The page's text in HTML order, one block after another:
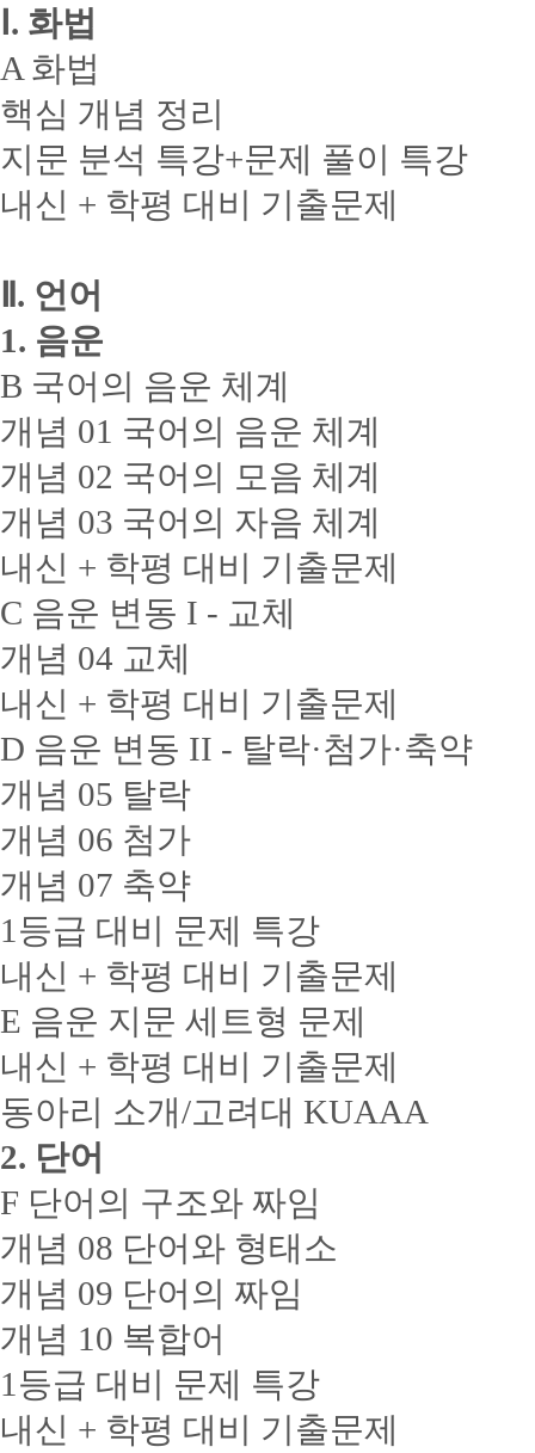
Ⅰ. 화법
A 화법
핵심 개념 정리
지문 분석 특강+문제 풀이 특강
내신 + 학평 대비 기출문제
Ⅱ. 언어
1. 음운
B 국어의 음운 체계
개념 01 국어의 음운 체계
개념 02 국어의 모음 체계
개념 03 국어의 자음 체계
내신 + 학평 대비 기출문제
C 음운 변동 I - 교체
개념 04 교체
내신 + 학평 대비 기출문제
D 음운 변동 II - 탈락·첨가·축약
개념 05 탈락
개념 06 첨가
개념 07 축약
1등급 대비 문제 특강
내신 + 학평 대비 기출문제
E 음운 지문 세트형 문제
내신 + 학평 대비 기출문제
동아리 소개/고려대 KUAAA
2. 단어
F 단어의 구조와 짜임
개념 08 단어와 형태소
개념 09 단어의 짜임
개념 10 복합어
1등급 대비 문제 특강
내신 + 학평 대비 기출문제